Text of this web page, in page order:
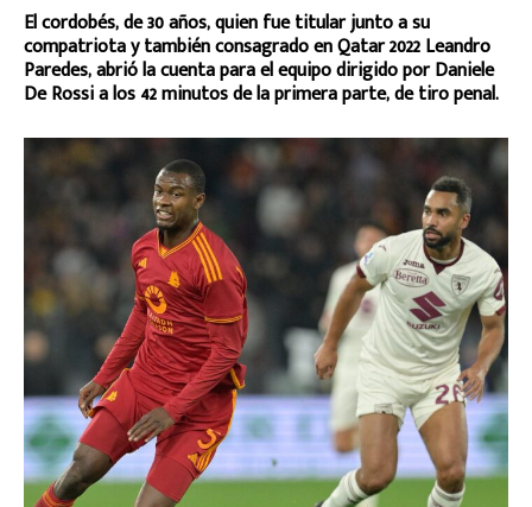
El cordobés, de 30 años, quien fue titular junto a su
compatriota y también consagrado en Qatar 2022 Leandro
Paredes, abrió la cuenta para el equipo dirigido por Daniele
De Rossi a los 42 minutos de la primera parte, de tiro penal.